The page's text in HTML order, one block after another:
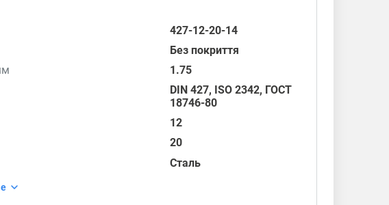
427-12-20-14
Без покриття
1.75
DIN 427, ISO 2342, ГОСТ
18746-80
12
20
Сталь